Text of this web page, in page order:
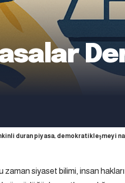
duran piyasa, demokratikleşmeyi
siyaset bilimi, insan